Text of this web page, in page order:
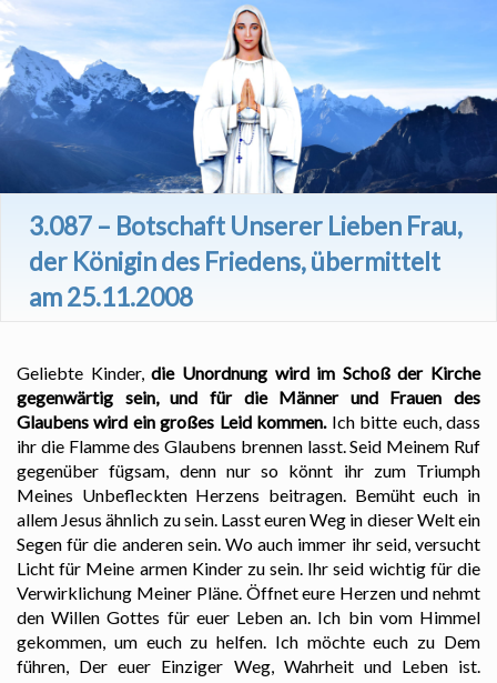
3.087 – Botschaft Unserer Lieben Frau,
der Königin des Friedens, übermittelt
am 25.11.2008
Geliebte Kinder,die Unordnung wird im Schoß der Kirche
gegenwärtig sein, und für die Männer und Frauen des
Glaubens wird ein großes Leid kommen. Ich bitte euch, dass
ihr die Flamme des Glaubens brennen lasst. Seid Meinem Ruf
gegenüber fügsam, denn nur so könnt ihr zum Triumph
Meines Unbefleckten Herzens beitragen. Bemüht euch in
allem Jesus ähnlich zu sein. Lasst euren Weg in dieser Welt ein
Segen für die anderen sein. Wo auch immer ihr seid, versucht
Licht für Meine armen Kinder zu sein. Ihr seid wichtig für die
Verwirklichung Meiner Pläne. Öffnet eure Herzen und nehmt
den Willen Gottes für euer Leben an. Ich bin vom Himmel
gekommen, um euch zu helfen. Ich möchte euch zu Dem
führen, Der euer Einziger Weg, Wahrheit und Leben ist.